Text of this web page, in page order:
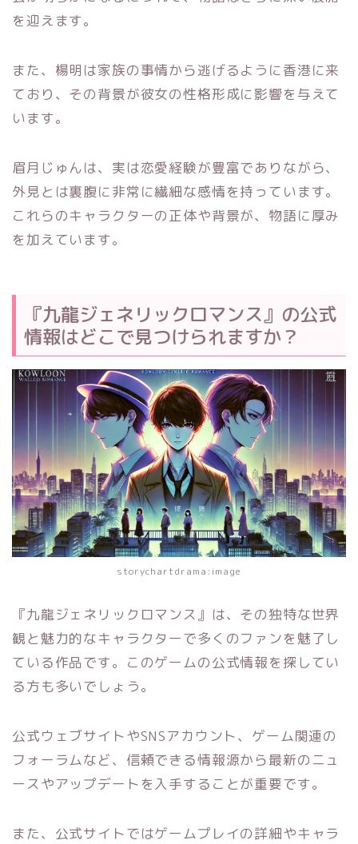
を迎えます。
また、楊明は家族の事情から逃げるように香港に来
ており、その背景が彼女の性格形成に影響を与えて
います。
眉月じゅんは、実は恋愛経験が豊富でありながら、
外見とは裏腹に非常に繊細な感情を持っています。
これらのキャラクターの正体や背景が、物語に厚み
を加えています。
『九龍ジェネリックロマンス』の公式
情報はどこで見つけられますか？
storychartdrama:image
『九龍ジェネリックロマンス』は、その独特な世界
観と魅力的なキャラクターで多くのファンを魅了し
ている作品です。このゲームの公式情報を探してい
る方も多いでしょう。
公式ウェブサイトやSNSアカウント、ゲーム関連の
フォーラムなど、信頼できる情報源から最新のニュ
ースやアップデートを入手することが重要です。
また、公式サイトではゲームプレイの詳細やキャラ